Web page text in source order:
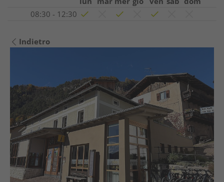
08:30 - 12:30
Indietro